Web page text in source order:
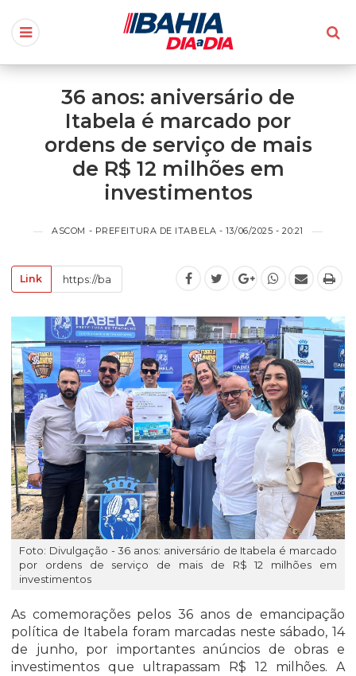
36 anos: aniversário de
Itabela é marcado por
ordens de serviço de mais
de R$ 12 milhões em
investimentos
ASCOM - PREFEITURA DE ITABELA - 13/06/2025 - 20:21
Link
Foto: Divulgação - 36 anos: aniversário de Itabela é marcado
por ordens de serviço de mais de R$ 12 milhões em
investimentos
As comemorações pelos 36 anos de emancipação
política de Itabela foram marcadas neste sábado, 14
de junho, por importantes anúncios de obras e
investimentos que ultrapassam R$ 12 milhões. A